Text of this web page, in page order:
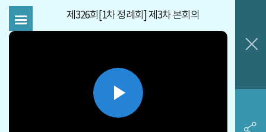
제326회[1차 정례회] 제3차 본회의
Play